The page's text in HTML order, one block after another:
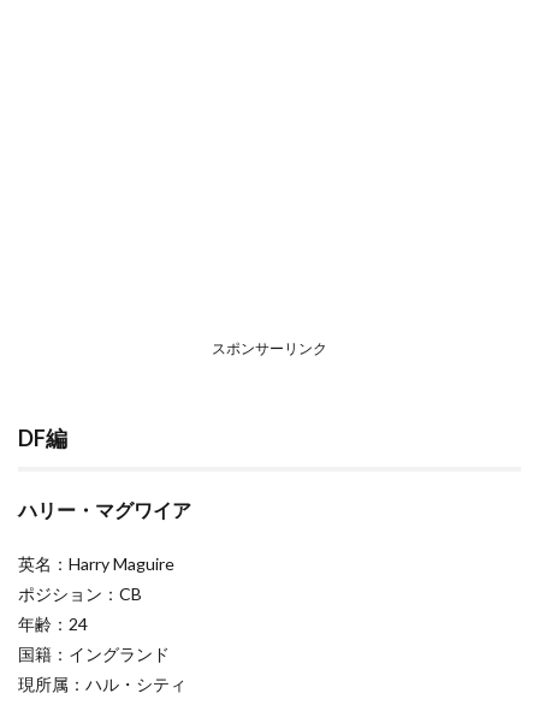
スポンサーリンク
DF編
ハリー・マグワイア
英名：Harry Maguire
ポジション：CB
年齢：24
国籍：イングランド
現所属：ハル・シティ